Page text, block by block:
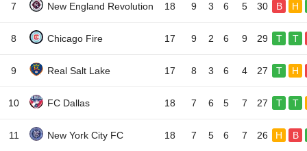
7 New England Revolution 18 9 3 6 5 30 B H
8 Chicago Fire 17 9 2 6 9 29 T T
9 Real Salt Lake 17 8 3 6 4 27 T H
10 FC Dallas 18 7 6 5 7 27 T T
11 New York City FC 18 7 5 6 7 26 H B